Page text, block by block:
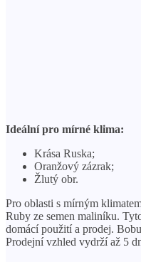
Ideální pro mírné klima:
Krása Ruska;
Oranžový zázrak;
Žlutý obr.
Pro oblasti s mírným
Ruby ze semen maliníku.
domácí použití a prodej.
Prodejní vzhled vydrží až 5